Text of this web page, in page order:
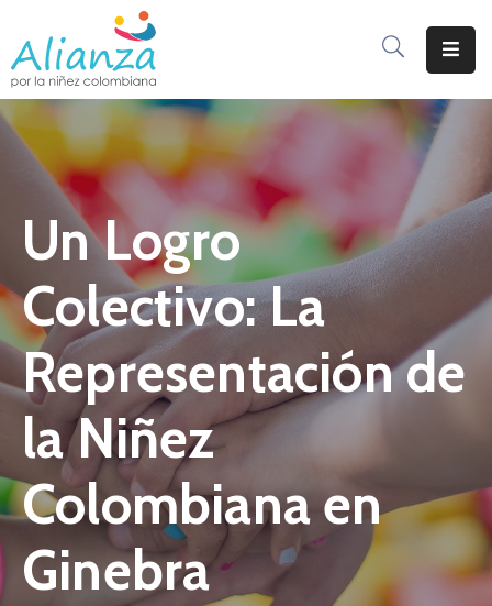
Inicio
La
Alianza
Documentos
Sé
Parte
De
Alianza
Participación
De
Niñez
Contáctanos
Un Logro
Colectivo: La
Representación de
la Niñez
Colombiana en
Ginebra